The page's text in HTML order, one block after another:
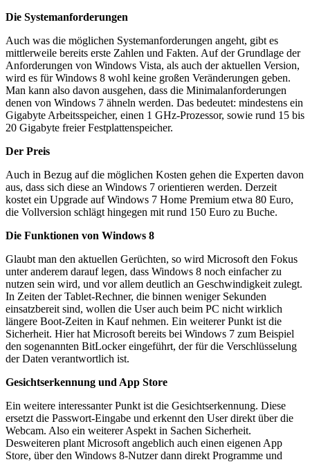
Die Systemanforderungen
Auch was die möglichen Systemanforderungen angeht, gibt es
mittlerweile bereits erste Zahlen und Fakten. Auf der Grundlage der
Anforderungen von Windows Vista, als auch der aktuellen Version,
wird es für Windows 8 wohl keine großen Veränderungen geben.
Man kann also davon ausgehen, dass die Minimalanforderungen
denen von Windows 7 ähneln werden. Das bedeutet: mindestens ein
Gigabyte Arbeitsspeicher, einen 1 GHz-Prozessor, sowie rund 15 bis
20 Gigabyte freier Festplattenspeicher.
Der Preis
Auch in Bezug auf die möglichen Kosten gehen die Experten davon
aus, dass sich diese an Windows 7 orientieren werden. Derzeit
kostet ein Upgrade auf Windows 7 Home Premium etwa 80 Euro,
die Vollversion schlägt hingegen mit rund 150 Euro zu Buche.
Die Funktionen von Windows 8
Glaubt man den aktuellen Gerüchten, so wird Microsoft den Fokus
unter anderem darauf legen, dass Windows 8 noch einfacher zu
nutzen sein wird, und vor allem deutlich an Geschwindigkeit zulegt.
In Zeiten der Tablet-Rechner, die binnen weniger Sekunden
einsatzbereit sind, wollen die User auch beim PC nicht wirklich
längere Boot-Zeiten in Kauf nehmen. Ein weiterer Punkt ist die
Sicherheit. Hier hat Microsoft bereits bei Windows 7 zum Beispiel
den sogenannten BitLocker eingeführt, der für die Verschlüsselung
der Daten verantwortlich ist.
Gesichtserkennung und App Store
Ein weitere interessanter Punkt ist die Gesichtserkennung. Diese
ersetzt die Passwort-Eingabe und erkennt den User direkt über die
Webcam. Also ein weiterer Aspekt in Sachen Sicherheit.
Desweiteren plant Microsoft angeblich auch einen eigenen App
Store, über den Windows 8-Nutzer dann direkt Programme und